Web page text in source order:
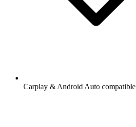
Carplay & Android Auto compatible